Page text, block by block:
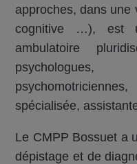
approches, dans une
cognitive …), est
ambulatoire
psychologues,
spécialisée,
Le CMPP Bossuet a
dépistage et de